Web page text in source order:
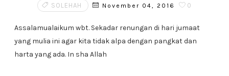
SOLEHAH November 04, 2016 0
Assalamualaikum wbt. Sekadar renungan di hari jumaat
yang mulia ini agar kita tidak alpa dengan pangkat dan
harta yang ada. In sha Allah